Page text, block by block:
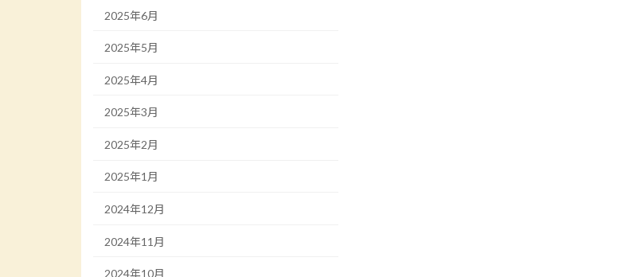
2025年6月
2025年5月
2025年4月
2025年3月
2025年2月
2025年1月
2024年12月
2024年11月
2024年10月